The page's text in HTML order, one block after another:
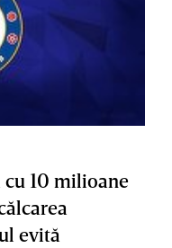
cu 10 milioane
evită